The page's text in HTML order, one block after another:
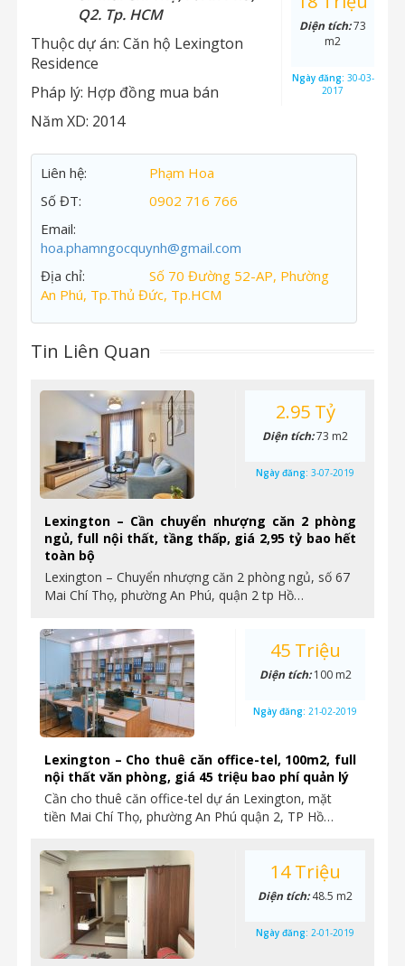
Q2. Tp. HCM
Thuộc dự án: Căn hộ Lexington
Residence
Pháp lý: Hợp đồng mua bán
Năm XD: 2014
Diện tích:73
m2
Ngày đăng: 30-03-
2017
Liên hệ:
Phạm Hoa
Số ĐT:
0902 716 766
Email:
hoa.phamngocquynh@gmail.com
Địa chỉ:
Số 70 Đường 52-AP, Phường
An Phú, Tp.Thủ Đức, Tp.HCM
Tin Liên Quan
Lexington – Cần chuyển nhượng căn 2 phòng
ngủ, full nội thất, tầng thấp, giá 2,95 tỷ bao hết
toàn bộ
Lexington – Chuyển nhượng căn 2 phòng ngủ, số 67
Mai Chí Thọ, phường An Phú, quận 2 tp Hồ…
2.95 Tỷ
Diện tích:73 m2
Ngày đăng: 3-07-2019
Lexington – Cho thuê căn office-tel, 100m2, full
nội thất văn phòng, giá 45 triệu bao phí quản lý
Cần cho thuê căn office-tel dự án Lexington, mặt
tiền Mai Chí Thọ, phường An Phú quận 2, TP Hồ…
45 Triệu
Diện tích:100 m2
Ngày đăng: 21-02-2019
14 Triệu
Diện tích:48.5 m2
Ngày đăng: 2-01-2019